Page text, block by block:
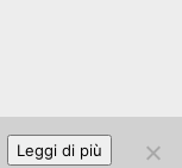
Leggi di più